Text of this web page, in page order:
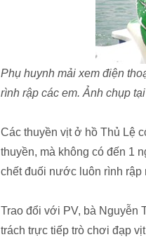
Phụ huynh mải xem điện
rình rập các em. Ảnh chụp
Các thuyền vịt ở hồ Thủ Lệ
thuyền, mà không có đến 1
chết đuối nước luôn rình
Trao đổi với PV, bà Nguyễn
trách trực tiếp trò chơi đạp